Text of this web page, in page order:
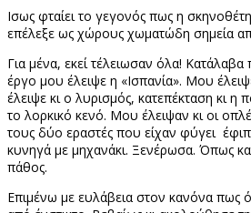
Ισως φταίει το γεγονός πως η
επέλεξε ως χώρους χωματώδη σημεία
Για μένα, εκεί τέλειωσαν όλα!
έργο μου έλειψε η «Ισπανία». Μου
έλειψε κι ο λυρισμός, κατεπέκταση κι
το λορκικό κενό. Μου έλειψαν κι οι
τους δύο εραστές που είχαν φύγει
κυνηγά με μηχανάκι. Ξενέρωσα. Όπως
πάθος.
Επιμένω με ευλάβεια στον κανόνα πως